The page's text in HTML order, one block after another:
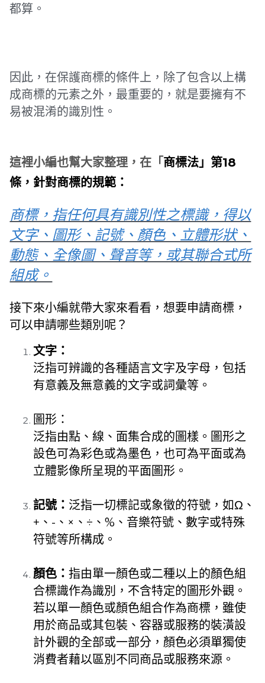
都算。
因此，在保護商標的條件上，除了包含以上構
成商標的元素之外，最重要的，就是要擁有不
易被混淆的識別性。
這裡小編也幫大家整理，在「 商標法」第18
條，針對商標的規範：
商標，指任何具有識別性之標識，得以
文字、圖形、記號、顏色、立體形狀、
動態、全像圖、聲音等，或其聯合式所
組成。
接下來小編就帶大家來看看，想要申請商標，
可以申請哪些類別呢？
文字：
泛指可辨識的各種語言文字及字母，包括
有意義及無意義的文字或詞彙等。
圖形：
泛指由點、線、面集合成的圖樣。圖形之
設色可為彩色或為墨色，也可為平面或為
立體影像所呈現的平面圖形。
記號： 泛指一切標記或象徵的符號，如Ω、
+、-、×、÷、%、音樂符號、數字或特殊
符號等所構成。
顏色：指由單一顏色或二種以上的顏色組
合標識作為識別，不含特定的圖形外觀。
若以單一顏色或顏色組合作為商標，雖使
用於商品或其包裝、容器或服務的裝潢設
計外觀的全部或一部分，顏色必須單獨使
消費者藉以區別不同商品或服務來源。